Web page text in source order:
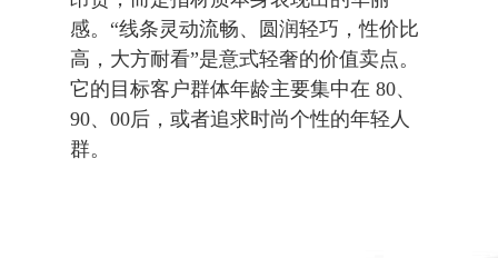
感。“线条灵动流畅、圆润轻巧，性价比
高，大方耐看”是意式轻奢的价值卖点。
它的目标客户群体年龄主要集中在 80、
90、00后，或者追求时尚个性的年轻人
群。